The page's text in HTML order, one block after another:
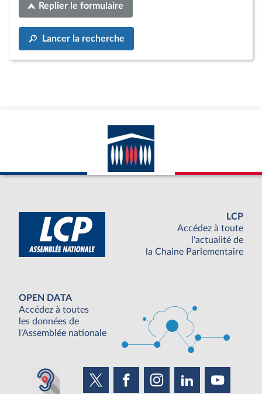
Replier le formulaire
Lancer la recherche
LCP
Accédez à toute
l'actualité de
la Chaine Parlementaire
OPEN DATA
Accédez à toutes
les données de
l'Assemblée nationale